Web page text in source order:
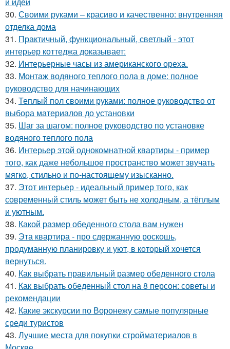
30. Своими руками – красиво и качественно: внутренняя
отделка дома
31. Практичный, функциональный, светлый - этот
интерьер коттеджа доказывает:
32. Интерьерные часы из американского ореха.
33. Монтаж водяного теплого пола в доме: полное
руководство для начинающих
34. Теплый пол своими руками: полное руководство от
выбора материалов до установки
35. Шаг за шагом: полное руководство по установке
водяного теплого пола
36. Интерьер этой однокомнатной квартиры - пример
того, как даже небольшое пространство может звучать
мягко, стильно и по-настоящему изысканно.
37. Этот интерьер - идеальный пример того, как
современный стиль может быть не холодным, а тёплым
и уютным.
38. Какой размер обеденного стола вам нужен
39. Эта квартира - про сдержанную роскошь,
продуманную планировку и уют, в который хочется
вернуться.
40. Как выбрать правильный размер обеденного стола
41. Как выбрать обеденный стол на 8 персон: советы и
рекомендации
42. Какие экскурсии по Воронежу самые популярные
среди туристов
43. Лучшие места для покупки стройматериалов в